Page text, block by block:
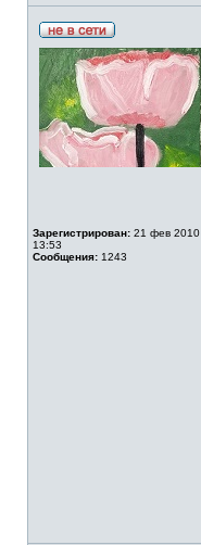
Зарегистрирован: 21 фев 2010
13:53
Сообщения: 1243